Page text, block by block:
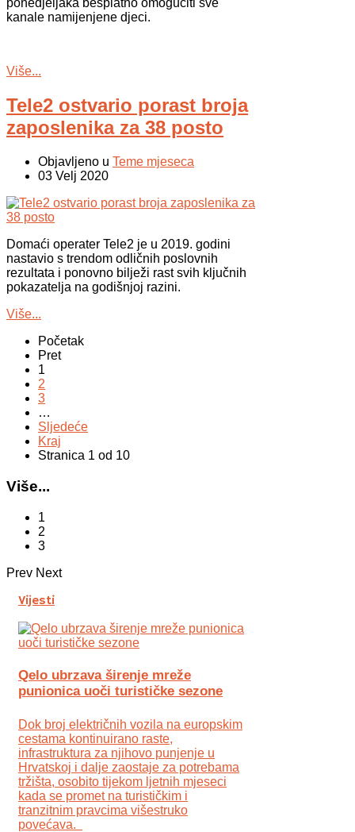
ponedjeljaka besplatno omogućiti sve
kanale namijenjene djeci.
Više...
Tele2 ostvario porast broja
zaposlenika za 38 posto
Objavljeno u Teme mjeseca
03 Velj 2020
Domaći operater Tele2 je u 2019. godini
nastavio s trendom odličnih poslovnih
rezultata i ponovno bilježi rast svih ključnih
pokazatelja na godišnjoj razini.
Više...
Početak
Pret
1
2
3
…
Sljedeće
Kraj
Stranica 1 od 10
Više...
1
2
3
Prev Next
Vijesti
Qelo ubrzava širenje mreže
punionica uoči turističke sezone
Dok broj električnih vozila na europskim
cestama kontinuirano raste,
infrastruktura za njihovo punjenje u
Hrvatskoj i dalje zaostaje za potrebama
tržišta, osobito tijekom ljetnih mjeseci
kada se promet na turističkim i
tranzitnim pravcima višestruko
povećava.